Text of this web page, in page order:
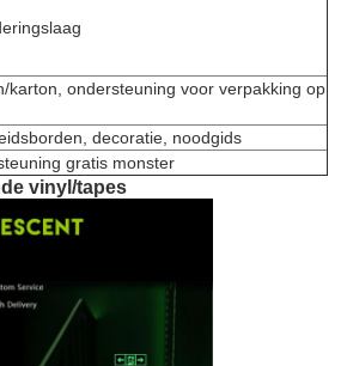
karton, ondersteuning voor verpakking op
decoratie, noodgids
gratis monster
vinyl/tapes